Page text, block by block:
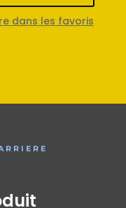
dans les favoris